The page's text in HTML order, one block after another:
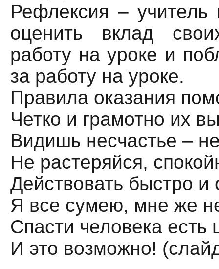
Рефлексия – учитель
оценить вклад
работу на уроке и
за работу на уроке.
Правила оказания
Четко и грамотно их
Видишь несчастье –
Не растеряйся,
Действовать быстро и
Я все сумею, мне же
Спасти человека есть
И это возможно!